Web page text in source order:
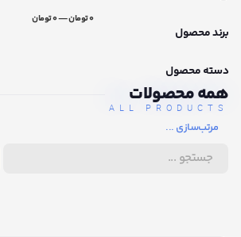
0تومان—
0تومان
برند محصول
دسته محصول
همه محصولات
ALL PRODUCTS